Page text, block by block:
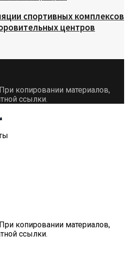
спортивных комплексов
центров
копировании материалов,
ссылки.
копировании материалов,
ссылки.